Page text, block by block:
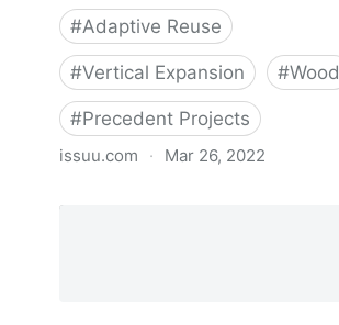
#Adaptive Reuse
#Vertical Expansion #Wood
#Precedent Projects
issuu.com · Mar 26, 2022